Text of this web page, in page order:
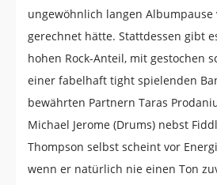
ungewöhnlich langen
gerechnet hätte. Stattdessen gibt
hohen Rock-Anteil, mit gestochen
einer fabelhaft tight spielenden
bewährten Partnern Taras
Michael Jerome (Drums) nebst
Thompson selbst scheint vor
wenn er natürlich nie einen Ton